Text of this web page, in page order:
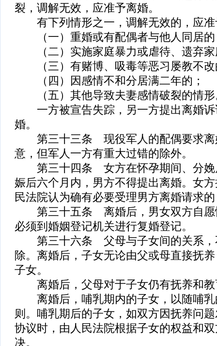
裂，调解无效，应准予离婚。
有下列情形之一，调解无效的，应准
（一）重婚或有配偶者与他人同居的
（二）实施家庭暴力或虐待、遗弃家
（三）有赌博、吸毒等恶习屡教不改
（四）因感情不和分居满二年的；
（五）其他导致夫妻感情破裂的情形
一方被宣告失踪，另一方提出离婚诉
婚。
第三十三条 现役军人的配偶要求离
意，但军人一方有重大过错的除外。
第三十四条 女方在怀孕期间、分娩
娠后六个月内，男方不得提出离婚。女
民法院认为确有必要受理男方离婚请求
第三十五条 离婚后，男女双方自愿
必须到婚姻登记机关进行复婚登记。
第三十六条 父母与子女间的关系，
除。离婚后，子女无论由父或母直接抚
子女。
离婚后，父母对于子女仍有抚养和教
离婚后，哺乳期内的子女，以随哺乳
则。哺乳期后的子女，如双方因抚养问
协议时，由人民法院根据子女的权益和
决。